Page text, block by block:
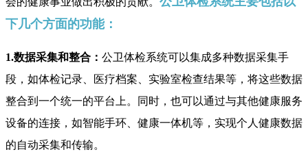
下几个方面的功能：
1.数据采集和整合： 公卫体检系统可以集成多种数据采集手
段，如体检记录、医疗档案、实验室检查结果等，将这些数据
整合到一个统一的平台上。同时，也可以通过与其他健康服务
设备的连接，如智能手环、健康一体机等，实现个人健康数据
的自动采集和传输。